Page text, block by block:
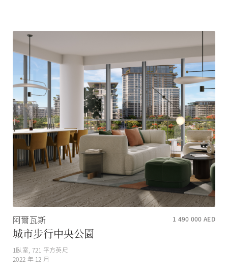
阿爾瓦斯 1 490 000 AED
城市步行中央公園
1臥室, 721 平方英尺
2022 年 12 月